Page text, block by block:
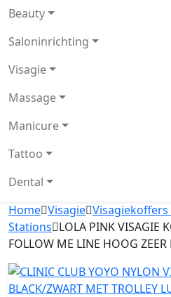
Beauty
Saloninrichting
Visagie
Massage
Manicure
Tattoo
Dental
Home Visagie
Stations LOLA PINK VISAGIE
FOLLOW ME LINE HOOG